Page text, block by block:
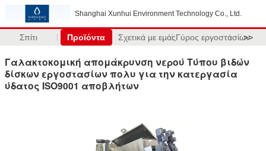
Shanghai Xunhui Environment Technology Co., Ltd.
Σπίτι Προϊόντα Σχετικά με εμάςΓύρος εργοστασίων
>>
Γαλακτοκομική απομάκρυνση νερού Τύπου βιδών
δίσκων εργοστασίων πολυ για την κατεργασία
ύδατος ISO9001 αποβλήτων